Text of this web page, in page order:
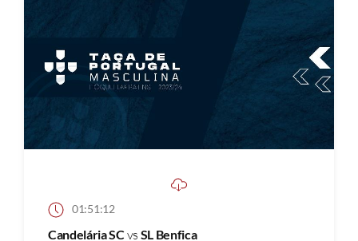
01:51:12
Candelária SCvs SL Benfica